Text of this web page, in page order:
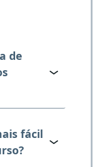
de
fácil